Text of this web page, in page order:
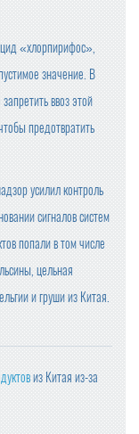
«хлорпирифос»,
значение. В
ввоз этой
предотвратить
усилил контроль
сигналов систем
попали в том числе
цельная
и груши из Китая.
из Китая из-за